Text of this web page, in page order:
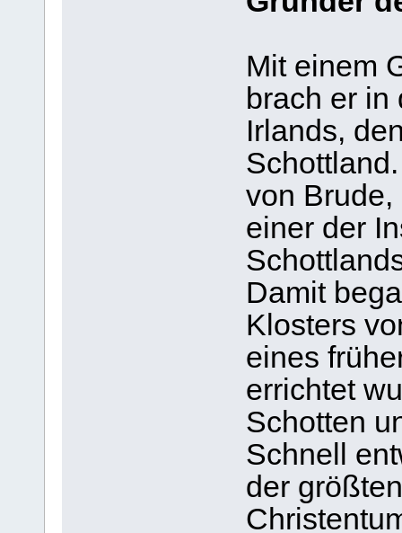
Mit einem
brach er
Irlands,
von
einer der
Damit
Klosters
eines
errichtet
Schotten
Schnell
der